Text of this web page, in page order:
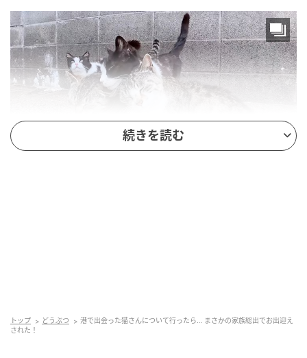
続きを読む
トップ どうぶつ
港で出会った猫さんについて行ったら… まさかの家族総出でお出迎え
された！